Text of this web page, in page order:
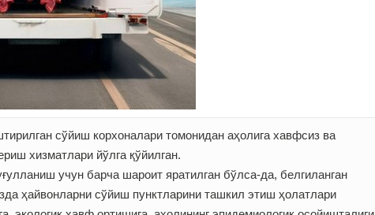
сўйиш корхоналари томонидан аҳолига хавфсиз ва
хизматлари йўлга қўйилган.
учун барча шароит яратилган бўлса-да, белгиланган
ҳайвонларни сўйиш пунктларини ташкил этиш ҳолатлари